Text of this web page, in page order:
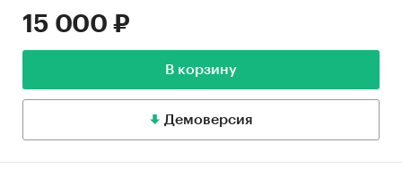
15 000 ₽
В корзину
Демоверсия